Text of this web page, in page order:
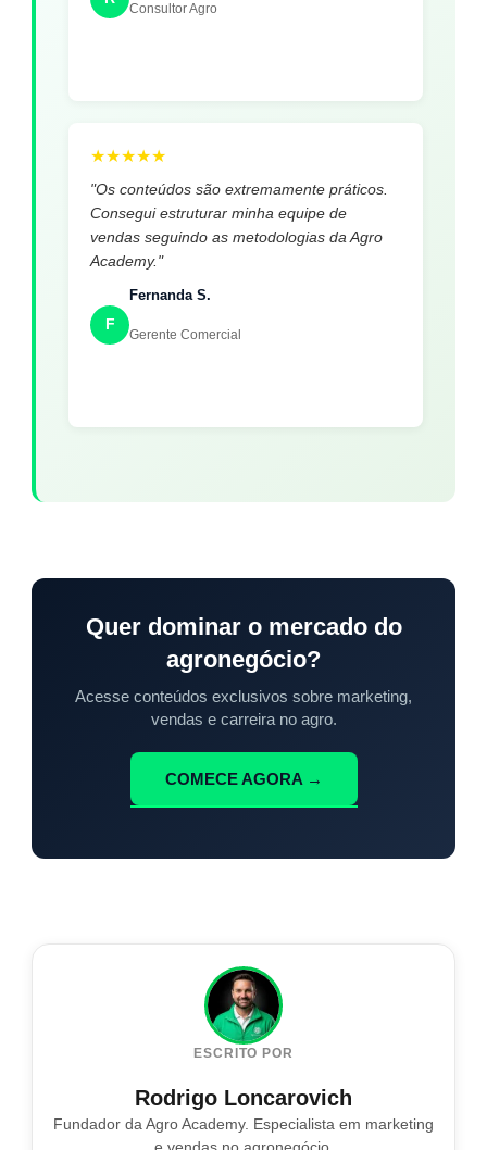
Consultor Agro
★★★★★
"Os conteúdos são extremamente práticos.
Consegui estruturar minha equipe de
vendas seguindo as metodologias da Agro
Academy."
F
Fernanda S.
Gerente Comercial
Quer dominar o mercado do
agronegócio?
Acesse conteúdos exclusivos sobre marketing,
vendas e carreira no agro.
COMECE AGORA →
ESCRITO POR
Rodrigo Loncarovich
Fundador da Agro Academy. Especialista em marketing